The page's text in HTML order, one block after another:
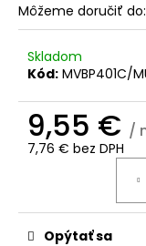
Môžeme doručiť do:
Skladom
Kód: MVBP401C/
9,55 € /
7,76 € bez DPH
Opýtať sa
m
e